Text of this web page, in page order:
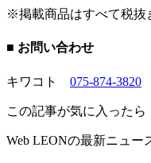
※掲載商品はすべて税抜
■ お問い合わせ
キワコト 075-874-3820
この記事が気に入ったら
Web LEONの最新ニュー